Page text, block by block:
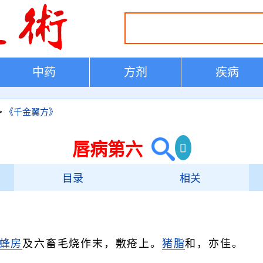
中药 方剂 疾病
《千金翼方》
唇病第六
目录 相关
房 及六畜毛烧作末，敷疮上。 猪脂和，亦佳。